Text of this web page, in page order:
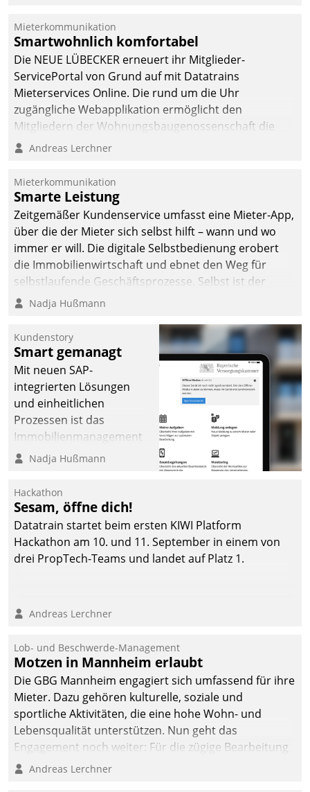
integrieren.
Mieterkommunikation
Smartwohnlich komfortabel
Die NEUE LÜBECKER erneuert ihr Mitglieder-
ServicePortal von Grund auf mit Datatrains
Mieterservices Online. Die rund um die Uhr
zugängliche Webapplikation ermöglicht den
Mitgliedern der Wohnungs­bau­genossenschaft die
Kontaktaufnahme per Smartphone, Tablet oder PC.
Andreas Lerchner
Mieterkommunikation
Smarte Leistung
Zeitgemäßer Kundenservice umfasst eine Mieter-App,
über die der Mieter sich selbst hilft – wann und wo
immer er will. Die digitale Selbstbedienung erobert
die Immobilienwirtschaft und ebnet den Weg für
selbstlaufende Geschäftsprozesse. Selbst ist der
Kunde und smart der Serviceanbieter.
Nadja Hußmann
Kundenstory
Smart gemanagt
Mit neuen SAP-
integrierten Lösungen
und einheitlichen
Prozessen ist das
Immobilienmanagement
der Bayerischen
Ressort Kapitalanlage für
künftige Aufgaben und
Herausforderungen
gerüstet.
Nadja Hußmann
Hackathon
Sesam, öffne dich!
Datatrain startet beim ersten KIWI Platform
Hackathon am 10. und 11. September in einem von
drei PropTech-Teams und landet auf Platz 1.
Andreas Lerchner
Lob- und Beschwerde-Management
Motzen in Mannheim erlaubt
Die GBG Mannheim engagiert sich umfassend für ihre
Mieter. Dazu gehören kulturelle, soziale und
sportliche Aktivitäten, die eine hohe Wohn- und
Lebensqualität unterstützen. Nun geht das
Engagement noch weiter: Für die zügige Bearbeitung
von Beschwerden – oder Lob – richtet das
Andreas Lerchner